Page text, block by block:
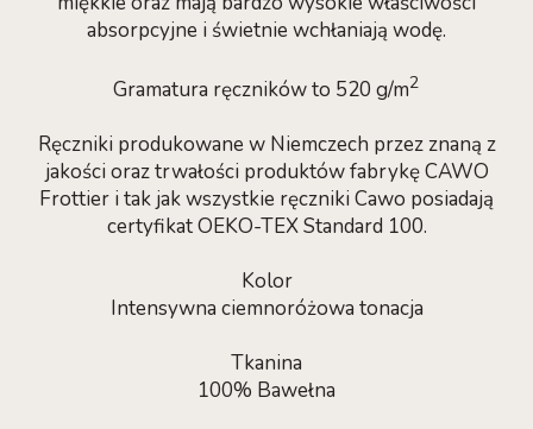
absorpcyjne i świetnie wchłaniają wodę.
Gramatura ręczników to 520 g/m2
Ręczniki produkowane w Niemczech przez znaną z
jakości oraz trwałości produktów fabrykę CAWO
Frottier i tak jak wszystkie ręczniki Cawo posiadają
certyfikat OEKO-TEX Standard 100.
Kolor
Intensywna ciemnoróżowa tonacja
Tkanina
100% Bawełna